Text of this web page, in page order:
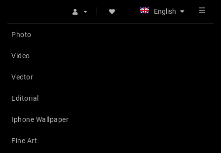
English
Photo
Video
Vector
Editorial
Iphone Wallpaper
Fine Art